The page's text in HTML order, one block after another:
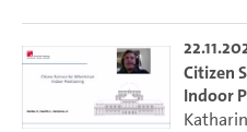
Citizen
Indoor